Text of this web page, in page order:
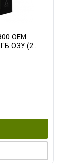
OEM
ГБ ОЗУ (2
Bit 3xDP